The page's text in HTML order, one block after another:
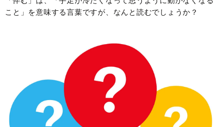
こと」を意味する言葉ですが、なんと読むでしょうか？